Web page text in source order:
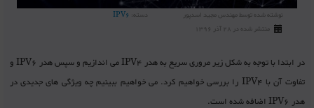
نوشته شده توسطمهندس مجید اسدپور دسته: IPV6
منتشر شده در 28 آذر 1396
در ابتدا با توجه به شکل زیر مروری سریع به هدر IPV4 می اندازیم و سپس هدر IPV6 و
تفاوت آن با IPV4 را بررسی خواهیم کرد. می خواهیم ببینیم چه ویژگی های جدیدی در
هدر IPV6 اضافه شده است.